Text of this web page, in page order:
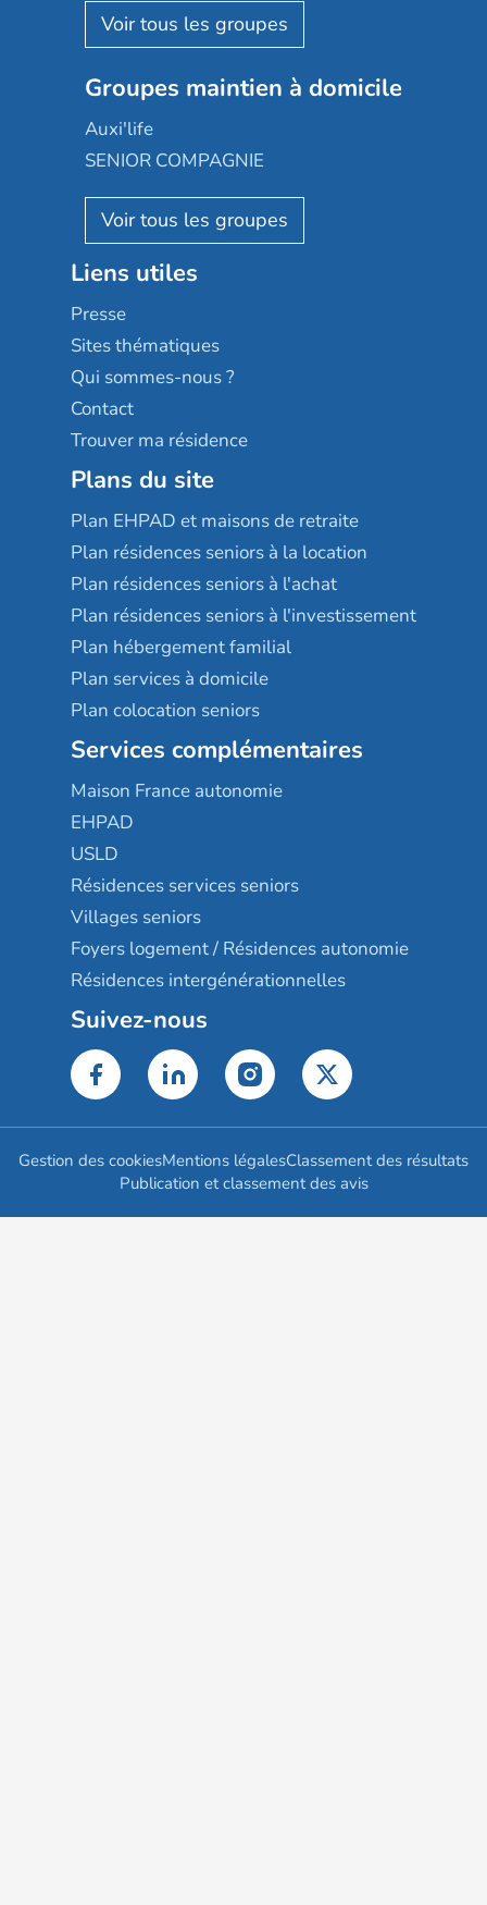
Aquarelia
Nexity edenea
Les jardins d'Arcadie
Occitalia
Appartseniors
Reseda
Stella management
Les villages d'or
Sérénys
Résidences services Villa Médicis
Emera
Groupe SOS
Le Noble Âge
Almage
Résidalya
Groupe aplus
Groupes maintien à domicile
Auxi'life
SENIOR COMPAGNIE
AGE D'OR Services
Liens utiles
Presse
Sites thématiques
Qui sommes-nous ?
Contact
Trouver ma résidence
Plans du site
Plan EHPAD et maisons de retraite
Plan résidences seniors à la location
Plan résidences seniors à l'achat
Plan résidences seniors à l'investissement
Plan hébergement familial
Plan services à domicile
Plan colocation seniors
Services complémentaires
Maison France autonomie
EHPAD
USLD
Résidences services seniors
Villages seniors
Foyers logement / Résidences autonomie
Résidences intergénérationnelles
Suivez-nous
Gestion des cookiesMentions légalesClassement des résultats
Publication et classement des avis